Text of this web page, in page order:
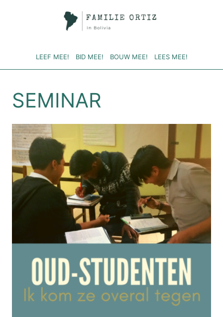
LEEF MEE! BID MEE! BOUW MEE! LEES MEE!
SEMINAR